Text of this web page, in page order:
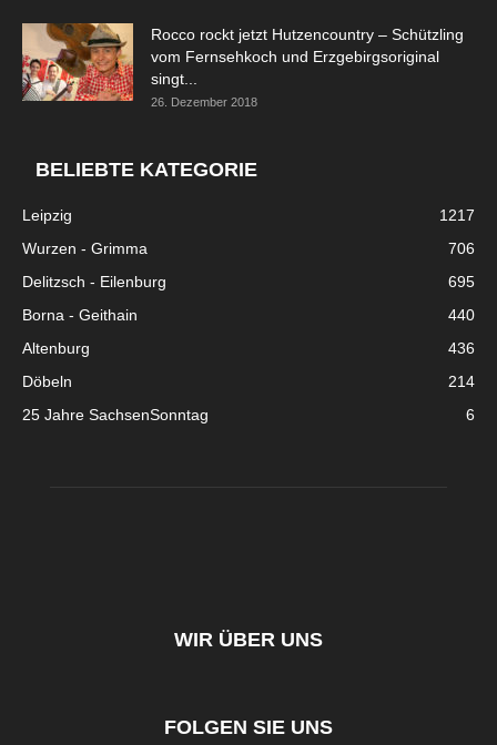
Rocco rockt jetzt Hutzencountry – Schützling
vom Fernsehkoch und Erzgebirgsoriginal
singt...
26. Dezember 2018
BELIEBTE KATEGORIE
Leipzig
1217
Wurzen - Grimma
706
Delitzsch - Eilenburg
695
Borna - Geithain
440
Altenburg
436
Döbeln
214
25 Jahre SachsenSonntag
6
WIR ÜBER UNS
FOLGEN SIE UNS